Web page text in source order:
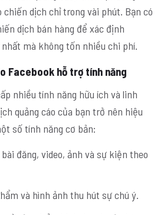
dịch chỉ trong vài phút. Bạn có
dịch bán hàng để xác định
mà không tốn nhiều chi phí.
Facebook hỗ trợ tính năng
nhiều tính năng hữu ích và linh
quảng cáo của bạn trở nên hiệu
số tính năng cơ bản:
đăng, video, ảnh và sự kiện theo
và hình ảnh thu hút sự chú ý.